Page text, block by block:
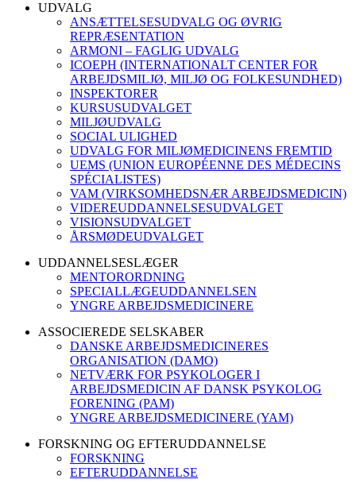
UDVALG
ANSÆTTELSESUDVALG OG ØVRIG
REPRÆSENTATION
ARMONI – FAGLIG UDVALG
ICOEPH (INTERNATIONALT CENTER FOR
ARBEJDSMILJØ, MILJØ OG FOLKESUNDHED)
INSPEKTORER
KURSUSUDVALGET
MILJØUDVALG
SOCIAL ULIGHED
UDVALG FOR MILJØMEDICINENS FREMTID
UEMS (UNION EUROPÉENNE DES MÉDECINS
SPÉCIALISTES)
VAM (VIRKSOMHEDSNÆR ARBEJDSMEDICIN)
VIDEREUDDANNELSESUDVALGET
VISIONSUDVALGET
ÅRSMØDEUDVALGET
UDDANNELSESLÆGER
MENTORORDNING
SPECIALLÆGEUDDANNELSEN
YNGRE ARBEJDSMEDICINERE
ASSOCIEREDE SELSKABER
DANSKE ARBEJDSMEDICINERES
ORGANISATION (DAMO)
NETVÆRK FOR PSYKOLOGER I
ARBEJDSMEDICIN AF DANSK PSYKOLOG
FORENING (PAM)
YNGRE ARBEJDSMEDICINERE (YAM)
FORSKNING OG EFTERUDDANNELSE
FORSKNING
EFTERUDDANNELSE